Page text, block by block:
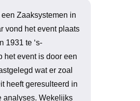
Zaaksystemen in
vond het event plaats
1931 te ‘s-
het event is door een
wat er zoal
heeft geresulteerd in
analyses. Wekelijks